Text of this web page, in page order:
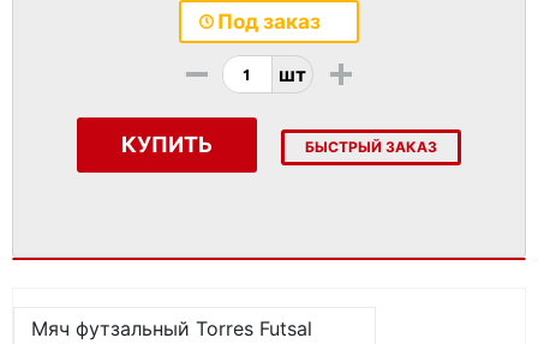
Под заказ
- шт +
КУПИТЬ БЫСТРЫЙ ЗАКАЗ
Мяч футзальный Torres Futsal